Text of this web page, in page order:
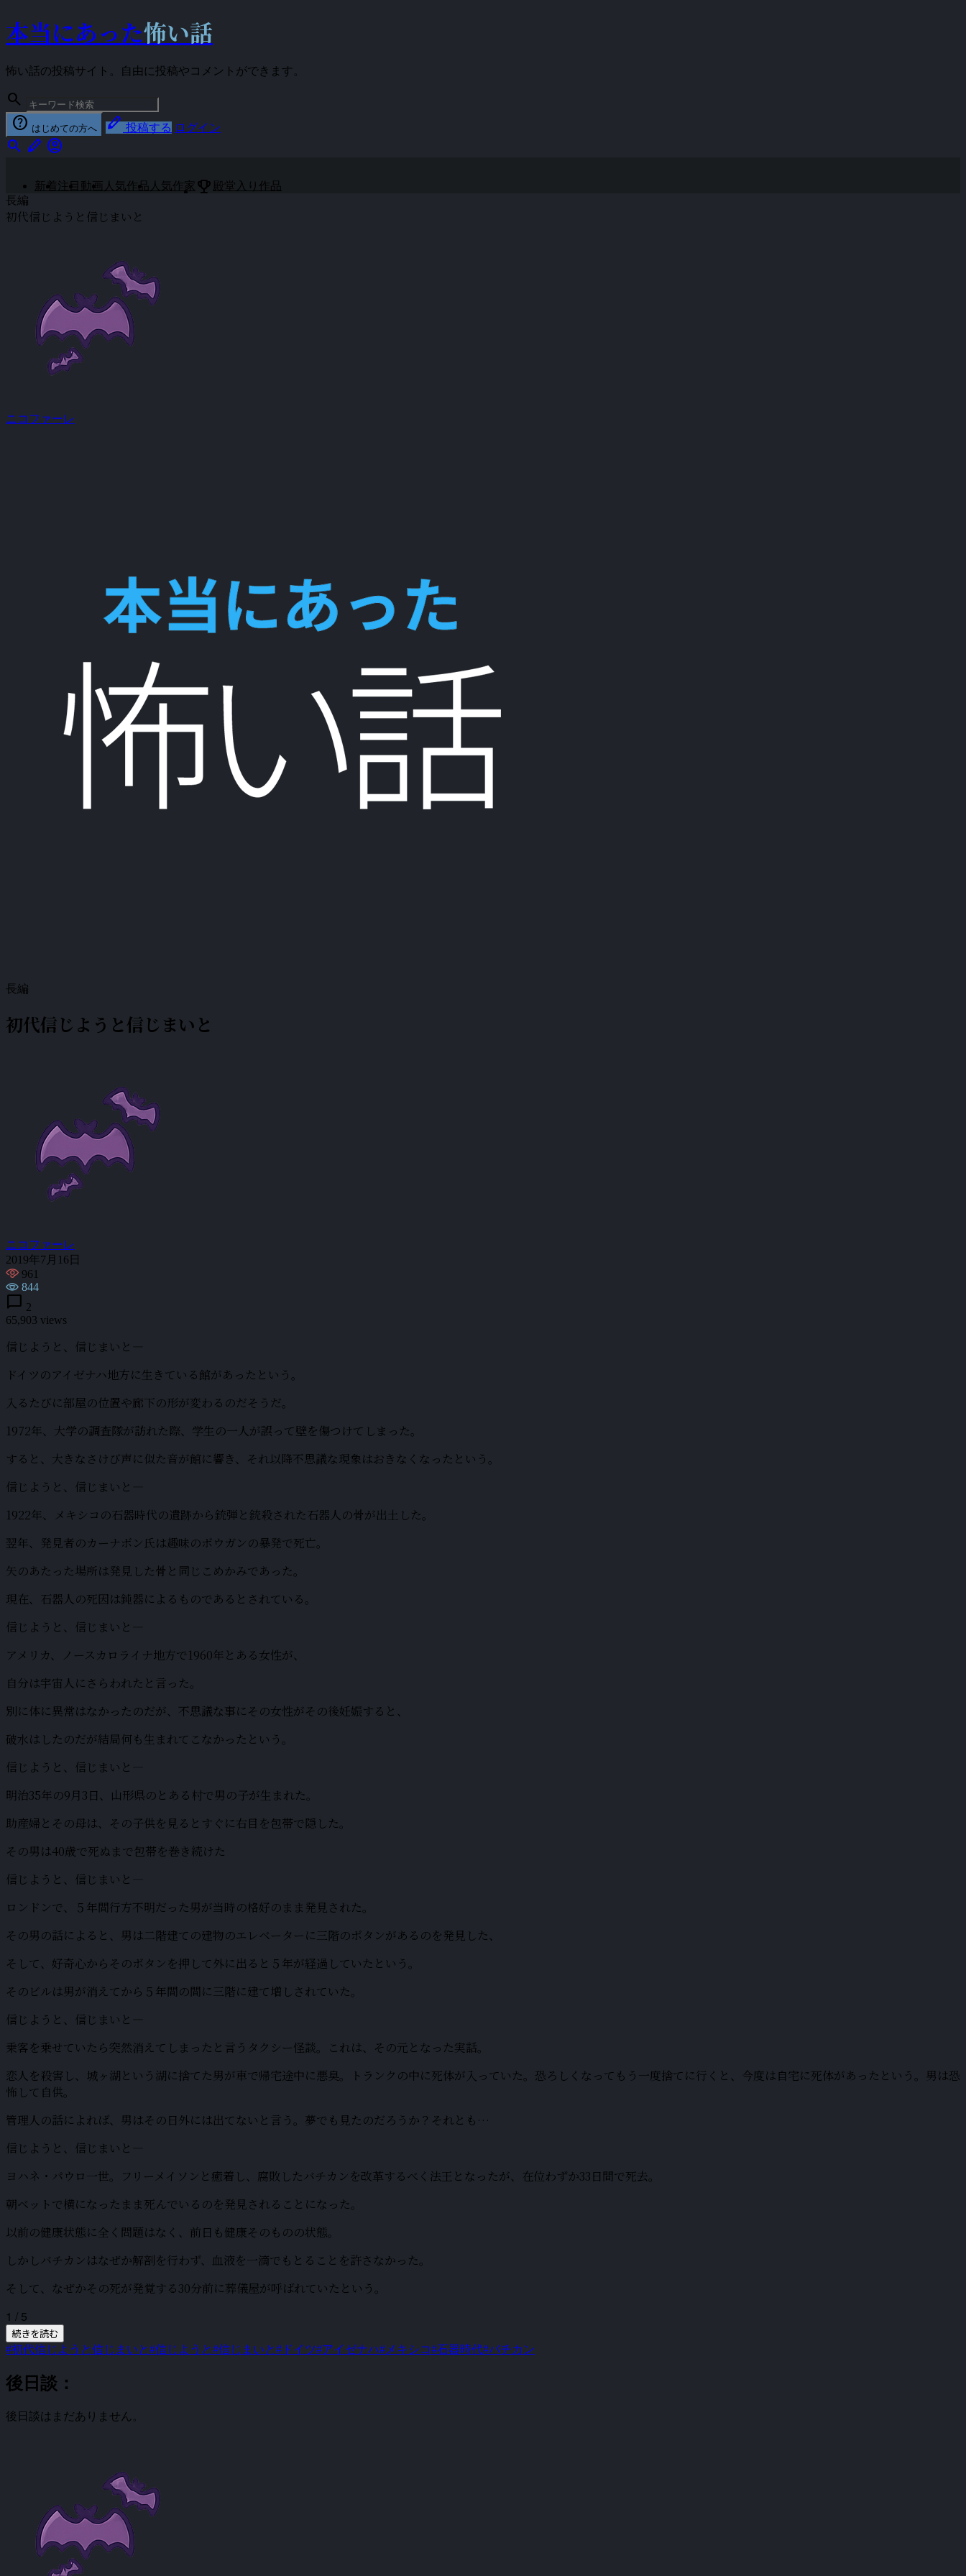
本当にあった怖い話
怖い話の投稿サイト。自由に投稿やコメントができます。
search
help はじめての方へ stylus 投稿する ログイン
search stylus account_circle
新着 注目 動画 人気作品 人気作家 emoji_events 殿堂入り作品
長編
初代信じようと信じまいと
ニコファーレ
長編
初代信じようと信じまいと
ニコファーレ
2019年7月16日
961
844
chat_bubble 2
65,903 views
信じようと、信じまいと―
ドイツのアイゼナハ地方に生きている館があったという。
入るたびに部屋の位置や廊下の形が変わるのだそうだ。
1972年、大学の調査隊が訪れた際、学生の一人が誤って壁を傷つけてしまった。
すると、大きなさけび声に似た音が館に響き、それ以降不思議な現象はおきなくなったという。
信じようと、信じまいと―
1922年、メキシコの石器時代の遺跡から銃弾と銃殺された石器人の骨が出土した。
翌年、発見者のカーナボン氏は趣味のボウガンの暴発で死亡。
矢のあたった場所は発見した骨と同じこめかみであった。
現在、石器人の死因は鈍器によるものであるとされている。
信じようと、信じまいと―
アメリカ、ノースカロライナ地方で1960年とある女性が、
自分は宇宙人にさらわれたと言った。
別に体に異常はなかったのだが、不思議な事にその女性がその後妊娠すると、
破水はしたのだが結局何も生まれてこなかったという。
信じようと、信じまいと―
明治35年の9月3日、山形県のとある村で男の子が生まれた。
助産婦とその母は、その子供を見るとすぐに右目を包帯で隠した。
その男は40歳で死ぬまで包帯を巻き続けた
信じようと、信じまいと―
ロンドンで、５年間行方不明だった男が当時の格好のまま発見された。
その男の話によると、男は二階建ての建物のエレベーターに三階のボタンがあるのを発見した、
そして、好奇心からそのボタンを押して外に出ると５年が経過していたという。
そのビルは男が消えてから５年間の間に三階に建て増しされていた。
信じようと、信じまいと―
乗客を乗せていたら突然消えてしまったと言うタクシー怪談。これは、その元となった実話。
恋人を殺害し、城ヶ湖という湖に捨てた男が車で帰宅途中に悪臭。トランクの中に死体が入っていた。恐ろしくなってもう一度捨てに行くと、今度は自宅に死体があったという。男は恐
怖して自供。
管理人の話によれば、男はその日外には出てないと言う。夢でも見たのだろうか？それとも…
信じようと、信じまいと―
ヨハネ・パウロ一世。フリーメイソンと癒着し、腐敗したバチカンを改革するべく法王となったが、在位わずか33日間で死去。
朝ベットで横になったまま死んでいるのを発見されることになった。
以前の健康状態に全く問題はなく、前日も健康そのものの状態。
しかしバチカンはなぜか解剖を行わず、血液を一滴でもとることを許さなかった。
そして、なぜかその死が発覚する30分前に葬儀屋が呼ばれていたという。
1 / 5
続きを読む
#初代信じようと信じまいと#信じようと#信じまいと#ドイツ#アイゼナハ#メキシコ#石器時代#バチカン
後日談：
後日談はまだありません。